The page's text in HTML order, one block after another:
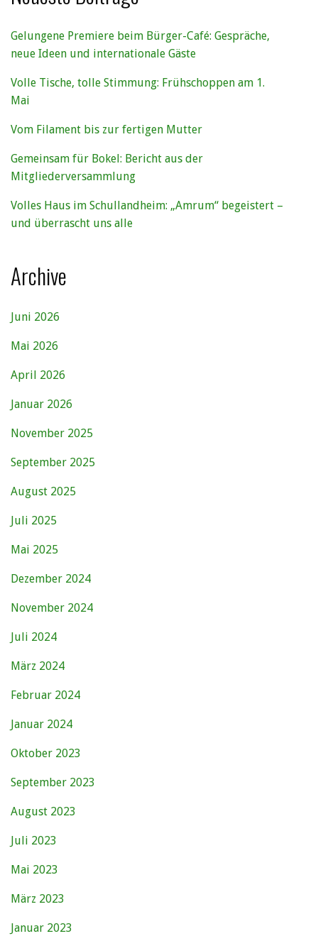
Gelungene Premiere beim Bürger-Café: Gespräche,
neue Ideen und internationale Gäste
Volle Tische, tolle Stimmung: Frühschoppen am 1.
Mai
Vom Filament bis zur fertigen Mutter
Gemeinsam für Bokel: Bericht aus der
Mitgliederversammlung
Volles Haus im Schullandheim: „Amrum“ begeistert –
und überrascht uns alle
Archive
Juni 2026
Mai 2026
April 2026
Januar 2026
November 2025
September 2025
August 2025
Juli 2025
Mai 2025
Dezember 2024
November 2024
Juli 2024
März 2024
Februar 2024
Januar 2024
Oktober 2023
September 2023
August 2023
Juli 2023
Mai 2023
März 2023
Januar 2023